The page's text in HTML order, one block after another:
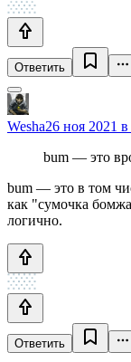
Ответить
Wesha26 ноя 2021
bum — это
bum — это в том
как "сумочка
логично.
Ответить